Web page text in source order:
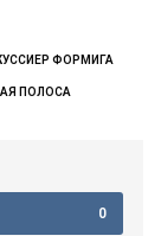
ФОРМИГА
ПОЛОСА
0